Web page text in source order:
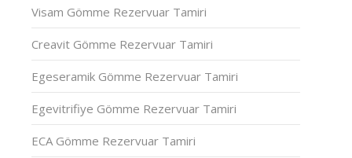
Visam Gömme Rezervuar Tamiri
Creavit Gömme Rezervuar Tamiri
Egeseramik Gömme Rezervuar Tamiri
Egevitrifiye Gömme Rezervuar Tamiri
ECA Gömme Rezervuar Tamiri